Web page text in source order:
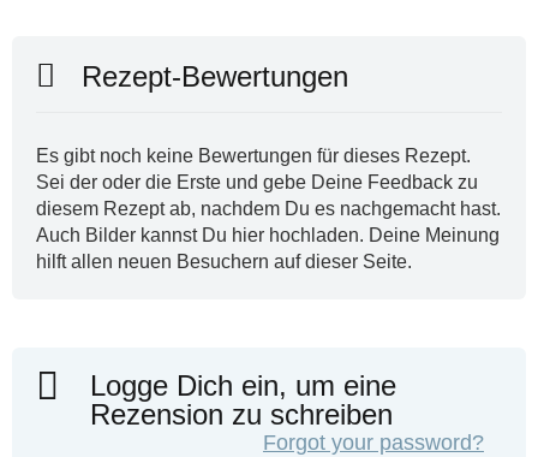
Rezept-Bewertungen
Es gibt noch keine Bewertungen für dieses Rezept.
Sei der oder die Erste und gebe Deine Feedback zu
diesem Rezept ab, nachdem Du es nachgemacht hast.
Auch Bilder kannst Du hier hochladen. Deine Meinung
hilft allen neuen Besuchern auf dieser Seite.
Logge Dich ein, um eine
Rezension zu schreiben
Forgot your password?